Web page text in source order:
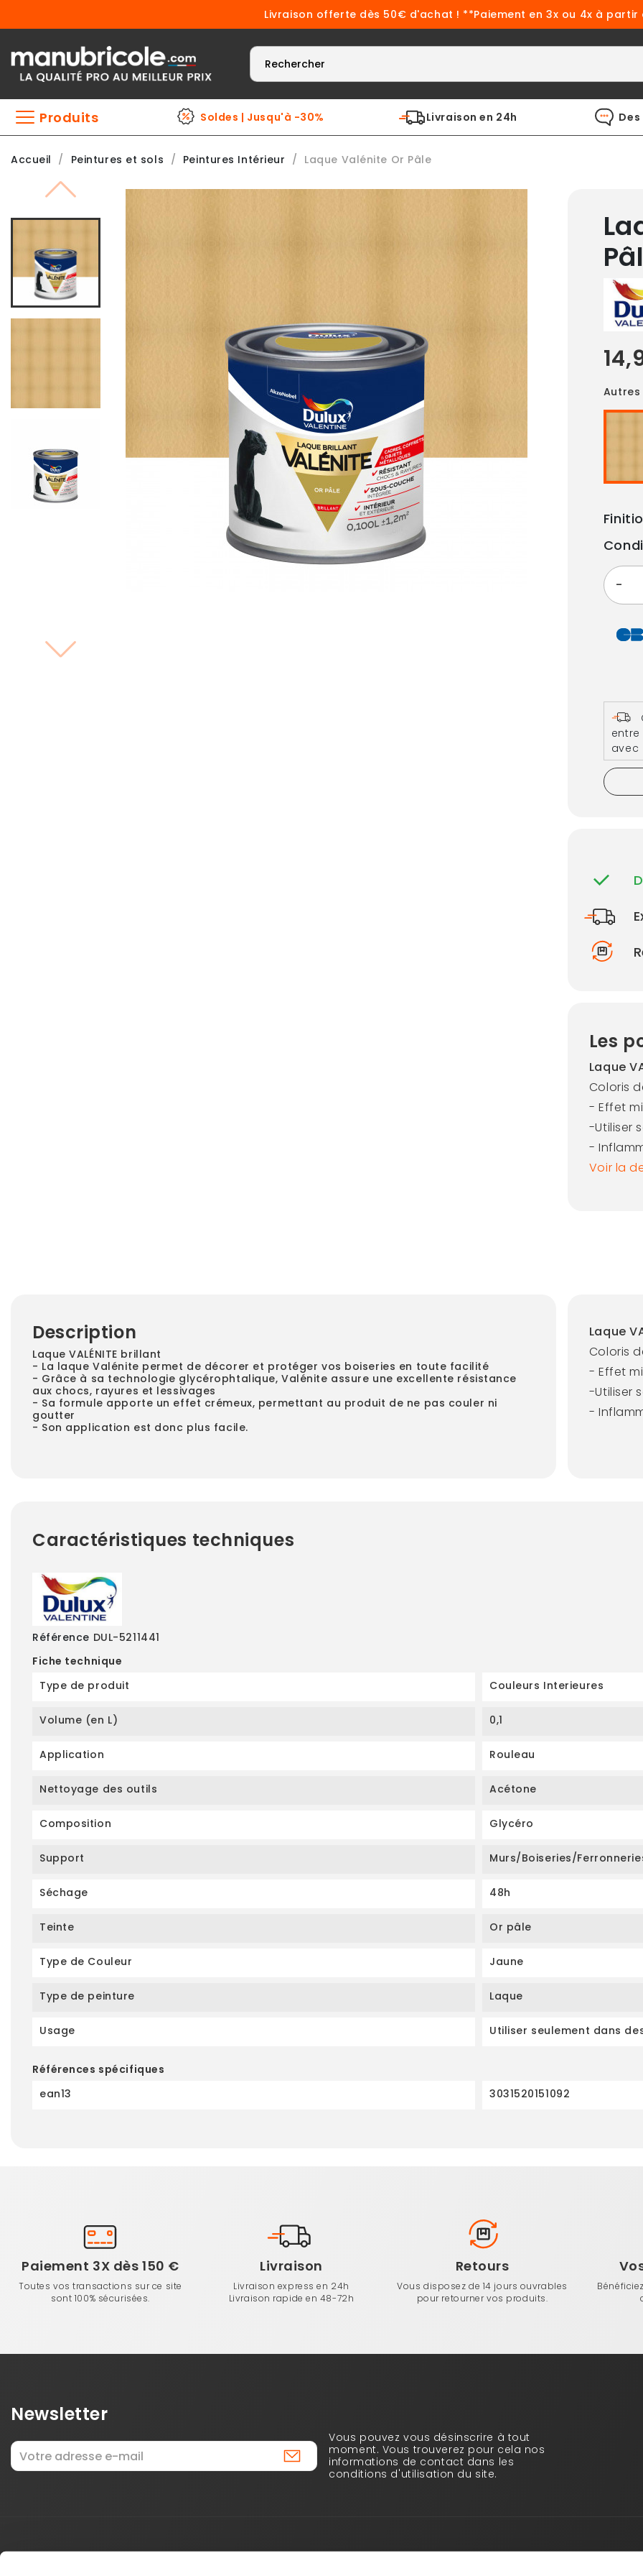
Livraison offerte dès 50€ d'achat ! **Paiement en 3x ou 4x à partir
Produits Soldes | Jusqu'à -30% Livraison en 24h
Accueil Peintures et sols Peintures Intérieur Laque Valénite Or Pâle
-
entre
avec
Les
Laque
Coloris
- Effet
-Utiliser
-
Voir la
Description
Laque VALÉNITE brillant
- La laque Valénite permet de décorer et protéger vos boiseries en toute facilité
- Grâce à sa technologie glycérophtalique, Valénite assure une excellente résistance
aux chocs, rayures et lessivages
- Sa formule apporte un effet crémeux, permettant au produit de ne pas couler ni
goutter
- Son application est donc plus facile.
Laque
Coloris
- Effet
-Utiliser
-
Caractéristiques techniques
Référence DUL-5211441
Fiche technique
Type de produit
Couleurs Interieures
Volume (en L) 0,1
Application Rouleau
Nettoyage des outils Acétone
Composition Glycéro
Support Murs/Boiseries/
Séchage 48h
Teinte Or pâle
Type de Couleur Jaune
Type de peinture Laque
Usage Utiliser seulement dans
Références spécifiques
ean13
3031520151092
Paiement 3X dès 150 €
Toutes vos transactions sur ce site
sont 100% sécurisées.
Livraison
Livraison express en 24h
Livraison rapide en 48-72h
Retours
Vous disposez de 14 jours ouvrables
pour retourner vos produits.
Newsletter
Vous pouvez vous désinscrire à tout
moment. Vous trouverez pour cela nos
informations de contact dans les
conditions d'utilisation du site.